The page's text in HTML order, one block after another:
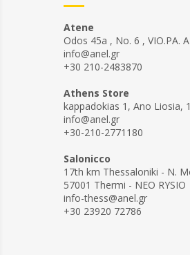
Atene
Odos 45a , No. 6 , VIO.PA.
info@anel.gr
+30 210-2483870
Athens Store
kappadokias 1, Ano Liosia,
info@anel.gr
+30-210-2771180
Salonicco
17th km Thessaloniki - N.
57001 Thermi - NEO RYSIO
info-thess@anel.gr
+30 23920 72786